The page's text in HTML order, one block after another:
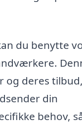
du benytte
og deres
din
behov,